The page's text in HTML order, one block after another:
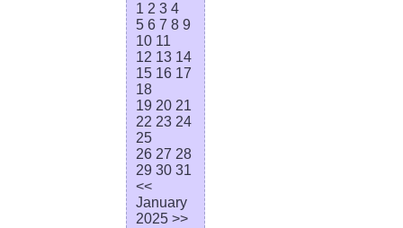
1 2 3 4
5 6 7 8 9
10 11
12 13 14
15 16 17
18
19 20 21
22 23 24
25
26 27 28
29 30 31
<<
January
2025 >>